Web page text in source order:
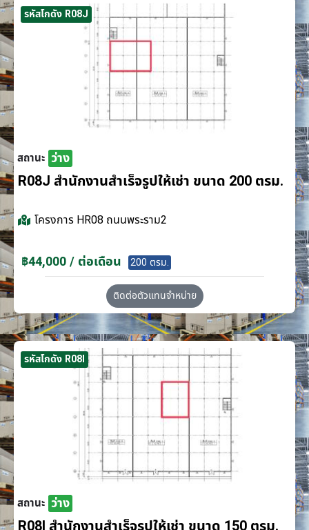
รหัสโกดัง R08J
สถานะ ว่าง
R08J สำนักงานสำเร็จรูปให้เช่า ขนาด 200 ตรม.
โครงการ HR08 ถนนพระราม2
฿44,000 / ต่อเดือน 200 ตรม.
ติดต่อตัวแทนจำหน่าย
รหัสโกดัง R08I
สถานะ ว่าง